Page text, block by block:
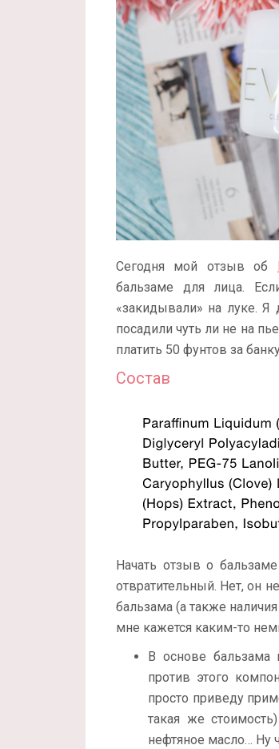
Сегодня мой отзыв об
бальзаме для лица.
«закидывали» на луке. Я
посадили чуть ли не на
платить 50 фунтов за
Состав
Начать отзыв о
отвратительный. Нет, он
бальзама (а также
мне кажется каким-то
В основе бальзама
против этого
просто приведу
такая же
нефтяное масло… Ну